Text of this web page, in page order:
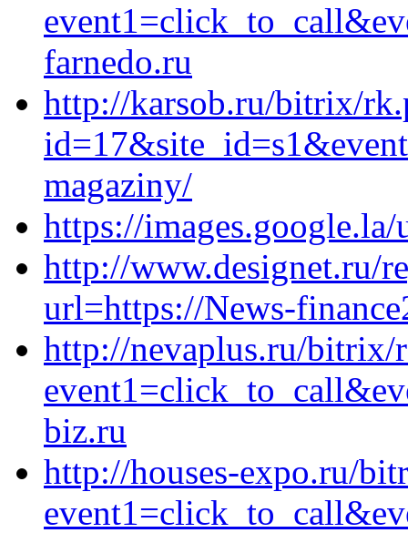
farnedo.ru
http://karsob.ru/bitrix/
magaziny/
https://
http://www.designet.ru/
url=https://News-
http://nevaplus.ru/bitrix/
biz.ru
http://houses-expo.ru/